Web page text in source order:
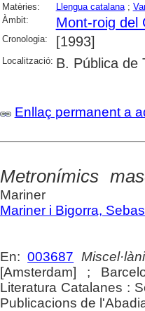
Matèries: Llengua catalana;
Àmbit:
Mont-roig del
Cronologia: [1993]
Localització: B. Pública de
Enllaç permanent a
Metronímics
Mariner
Mariner i Bigorra,
En:003687
[Amsterdam] ;
Literatura Catalanes :
Publicacions de